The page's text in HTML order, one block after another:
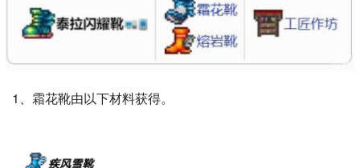
1、霜花靴由以下材料获得。